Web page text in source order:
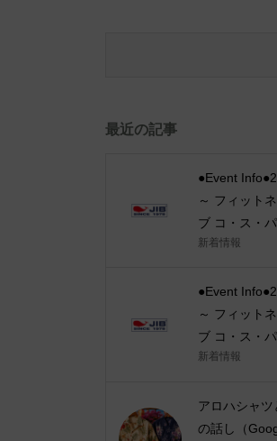
最近の記事
●Event
～ フィット
ブ コ・ス・パ
新着情報
●Event
～ フィット
ブ コ・ス・
新着情報
アロハシャツ
の話し（